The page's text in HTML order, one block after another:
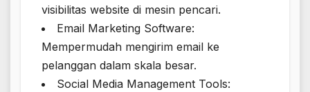
visibilitas website di mesin pencari.
Email Marketing Software:
Mempermudah mengirim email ke
pelanggan dalam skala besar.
Social Media Management Tools: